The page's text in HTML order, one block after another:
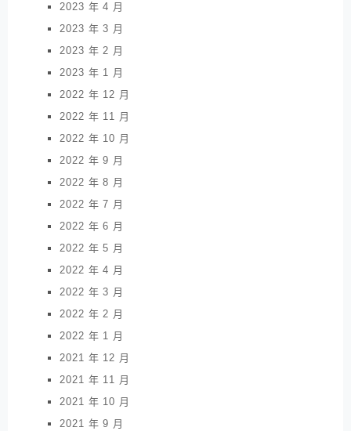
2023 年 4 月
2023 年 3 月
2023 年 2 月
2023 年 1 月
2022 年 12 月
2022 年 11 月
2022 年 10 月
2022 年 9 月
2022 年 8 月
2022 年 7 月
2022 年 6 月
2022 年 5 月
2022 年 4 月
2022 年 3 月
2022 年 2 月
2022 年 1 月
2021 年 12 月
2021 年 11 月
2021 年 10 月
2021 年 9 月